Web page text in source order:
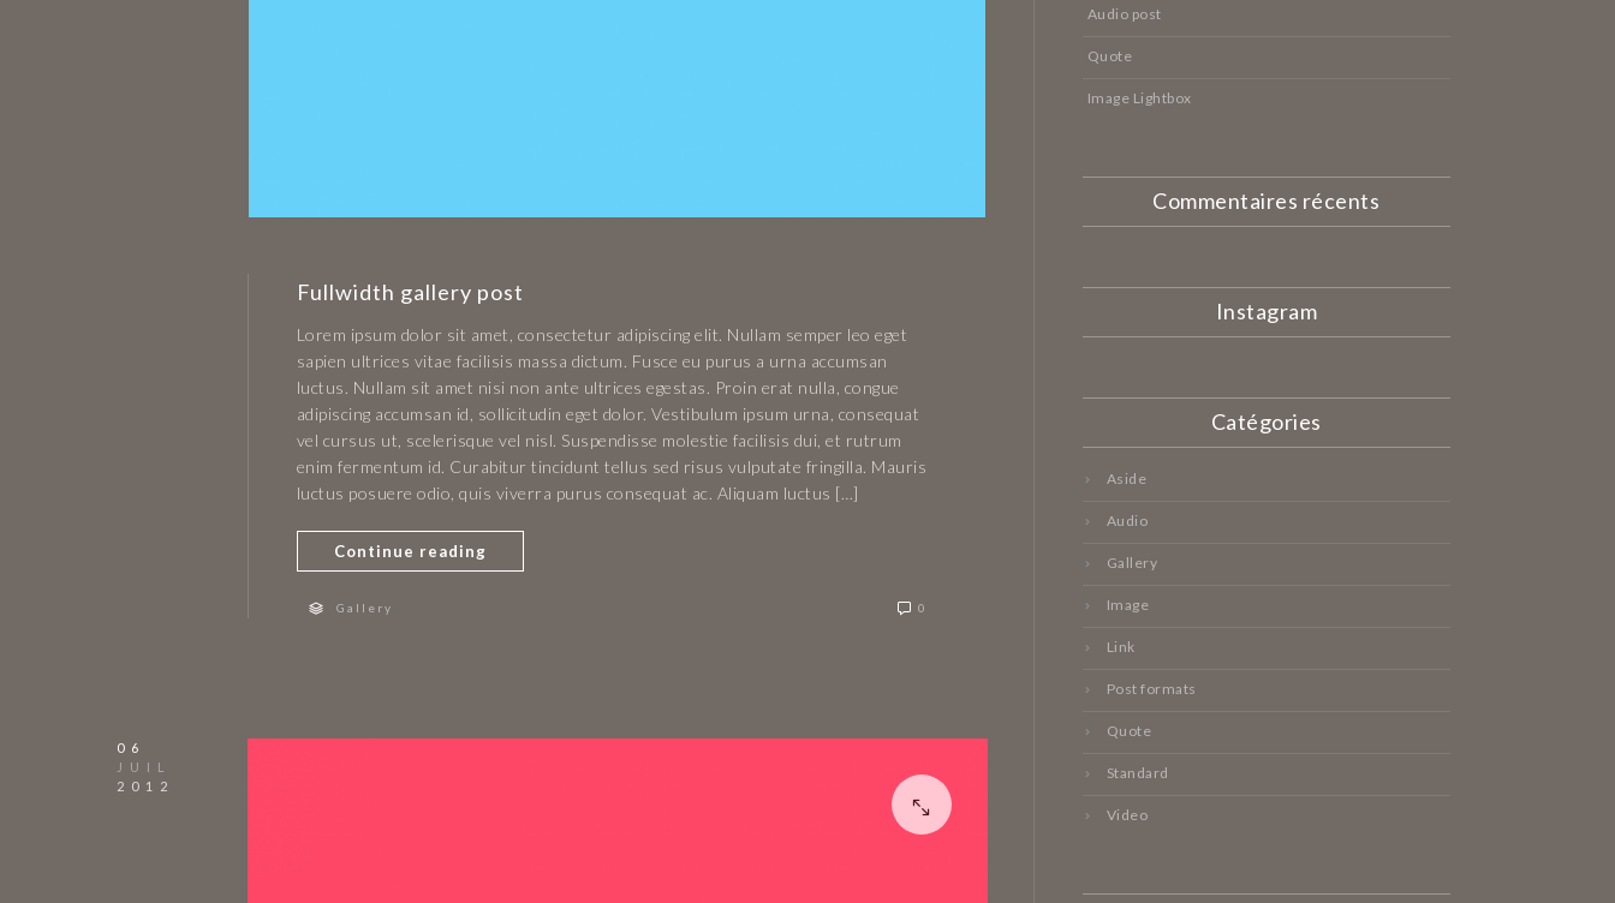
Fullwidth gallery post
Lorem ipsum dolor sit amet, consectetur adipiscing elit. Nullam semper leo eget
sapien ultrices vitae facilisis massa dictum. Fusce eu purus a urna accumsan
luctus. Nullam sit amet nisi non ante ultrices egestas. Proin erat nulla, congue
adipiscing accumsan id, sollicitudin eget dolor. Vestibulum ipsum urna, consequat
vel cursus ut, scelerisque vel nisl. Suspendisse molestie facilisis dui, et rutrum
enim fermentum id. Curabitur tincidunt tellus sed risus vulputate fringilla. Mauris
luctus posuere odio, quis viverra purus consequat ac. Aliquam luctus […]
Continue reading
Gallery 0
06
JUIL
2012
Audio post
Quote
Image Lightbox
Commentaires récents
Instagram
Catégories
Aside
Audio
Gallery
Image
Link
Post formats
Quote
Standard
Video